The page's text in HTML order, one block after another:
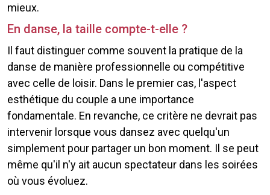
mieux.
En danse, la taille compte-t-elle ?
Il faut distinguer comme souvent la pratique de la
danse de manière professionnelle ou compétitive
avec celle de loisir. Dans le premier cas, l'aspect
esthétique du couple a une importance
fondamentale. En revanche, ce critère ne devrait pas
intervenir lorsque vous dansez avec quelqu'un
simplement pour partager un bon moment. Il se peut
même qu'il n'y ait aucun spectateur dans les soirées
où vous évoluez.